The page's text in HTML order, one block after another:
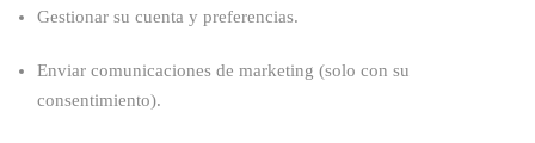
Gestionar su cuenta y preferencias.
Enviar comunicaciones de marketing (solo con su
consentimiento).